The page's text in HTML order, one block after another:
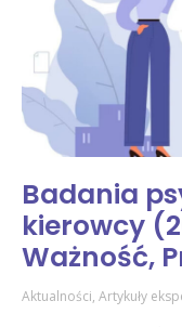
Badania
kierowcy
Ważność,
Aktualności, Artykuły